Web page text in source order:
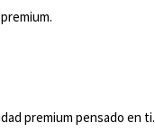
premium pensado en ti.